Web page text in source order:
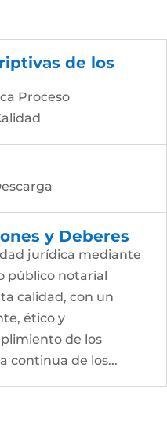
de los
Proceso
y Deberes
jurídica mediante
público notarial
calidad, con un
ético y
de los
continua de los...